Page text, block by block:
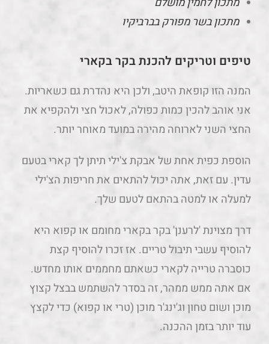
מתכון בשר מפורק בברביקיו
טיפים וטריקים להכנת בקר בקארי
המנה הזו קופאת היטב, ולכן היא נהדרת גם כשאריות.
אני אוהב להכין כמות כפולה, לאכול חצי ולהקפיא את
החצי השני לארוחה מהירה במועד מאוחר יותר.
הוספת כפית אחת של אבקת צ'ילי תיתן לך קארי בטעם
עדין. עם זאת, אתה יכול להתאים את חריפות הצ'ילי
למעלה או למטה בהתאם לטעם שלך.
דרך מצוינת 'לרענן' בקר בקארי מחומם או קפוא היא
להוסיף עשבי תיבול טריים. אז זכרו להוסיף קצת
כוסברה טרייה לקארי כשאתם מחממים אותו מחדש.
אם אתה ממש ממהר, זה בסדר להשתמש בבצל קצוץ
מוכן ושום טחון וג'ינג'ר מוכן (טרי או קפוא) כדי לקצץ
עוד יותר בזמן ההכנה.